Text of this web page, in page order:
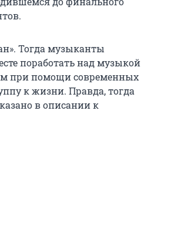
Тогда музыканты
поработать над музыкой
м при помощи современных
к жизни. Правда, тогда
в описании к